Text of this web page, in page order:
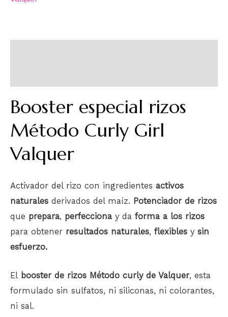
Booster especial rizos
Método Curly Girl
Valquer
Activador del rizo con ingredientes activos
naturales derivados del maíz. Potenciador de rizos
que prepara, perfecciona y da forma a los rizos
para obtener resultados naturales, flexibles y sin
esfuerzo.
El booster de rizos Método curly de Valquer, esta
formulado sin sulfatos, ni siliconas, ni colorantes,
ni sal.